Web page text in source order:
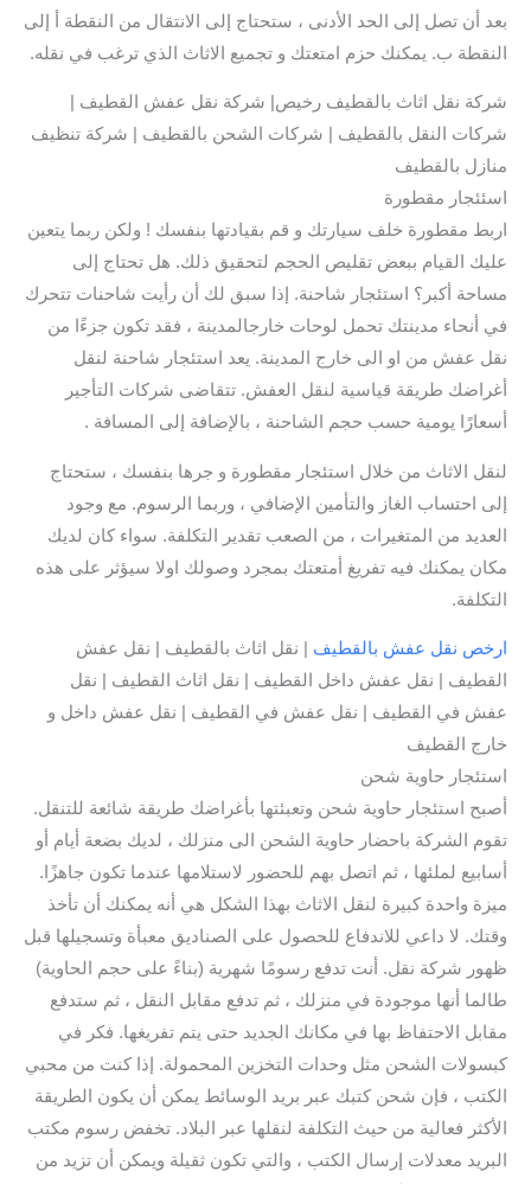
بعد أن تصل إلى الحد الأدنى ، ستحتاج إلى الانتقال من النقطة أ إلى
النقطة ب. يمكنك حزم امتعتك و تجميع الاثاث الذي ترغب في نقله.
شركة نقل اثاث بالقطيف رخيص| شركة نقل عفش القطيف |
شركات النقل بالقطيف | شركات الشحن بالقطيف | شركة تنظيف
منازل بالقطيف
اسئئجار مقطورة
اربط مقطورة خلف سيارتك و قم بقيادتها بنفسك ! ولكن ربما يتعين
عليك القيام ببعض تقليص الحجم لتحقيق ذلك. هل تحتاج إلى
مساحة أكبر؟ استئجار شاحنة. إذا سبق لك أن رأيت شاحنات تتحرك
في أنحاء مدينتك تحمل لوحات خارجالمدينة ، فقد تكون جزءًا من
نقل عفش من او الى خارج المدينة. يعد استئجار شاحنة لنقل
أغراضك طريقة قياسية لنقل العفش. تتقاضى شركات التأجير
أسعارًا يومية حسب حجم الشاحنة ، بالإضافة إلى المسافة .
لنقل الاثاث من خلال استئجار مقطورة و جرها بنفسك ، ستحتاج
إلى احتساب الغاز والتأمين الإضافي ، وربما الرسوم. مع وجود
العديد من المتغيرات ، من الصعب تقدير التكلفة. سواء كان لديك
مكان يمكنك فيه تفريغ أمتعتك بمجرد وصولك اولا سيؤثر على هذه
التكلفة.
ارخص نقل عفش بالقطيف | نقل اثاث بالقطيف | نقل عفش
القطيف | نقل عفش داخل القطيف | نقل اثاث القطيف | نقل
عفش في القطيف | نقل عفش في القطيف | نقل عفش داخل و
خارج القطيف
استئجار حاوية شحن
أصبح استئجار حاوية شحن وتعبئتها بأغراضك طريقة شائعة للتنقل.
تقوم الشركة باحضار حاوية الشحن الى منزلك ، لديك بضعة أيام أو
أسابيع لملئها ، ثم اتصل بهم للحضور لاستلامها عندما تكون جاهزًا.
ميزة واحدة كبيرة لنقل الاثاث بهذا الشكل هي أنه يمكنك أن تأخذ
وقتك. لا داعي للاندفاع للحصول على الصناديق معبأة وتسجيلها قبل
ظهور شركة نقل. أنت تدفع رسومًا شهرية (بناءً على حجم الحاوية)
طالما أنها موجودة في منزلك ، ثم تدفع مقابل النقل ، ثم ستدفع
مقابل الاحتفاظ بها في مكانك الجديد حتى يتم تفريغها. فكر في
كبسولات الشحن مثل وحدات التخزين المحمولة. إذا كنت من محبي
الكتب ، فإن شحن كتبك عبر بريد الوسائط يمكن أن يكون الطريقة
الأكثر فعالية من حيث التكلفة لنقلها عبر البلاد. تخفض رسوم مكتب
البريد معدلات إرسال الكتب ، والتي تكون ثقيلة ويمكن أن تزيد من